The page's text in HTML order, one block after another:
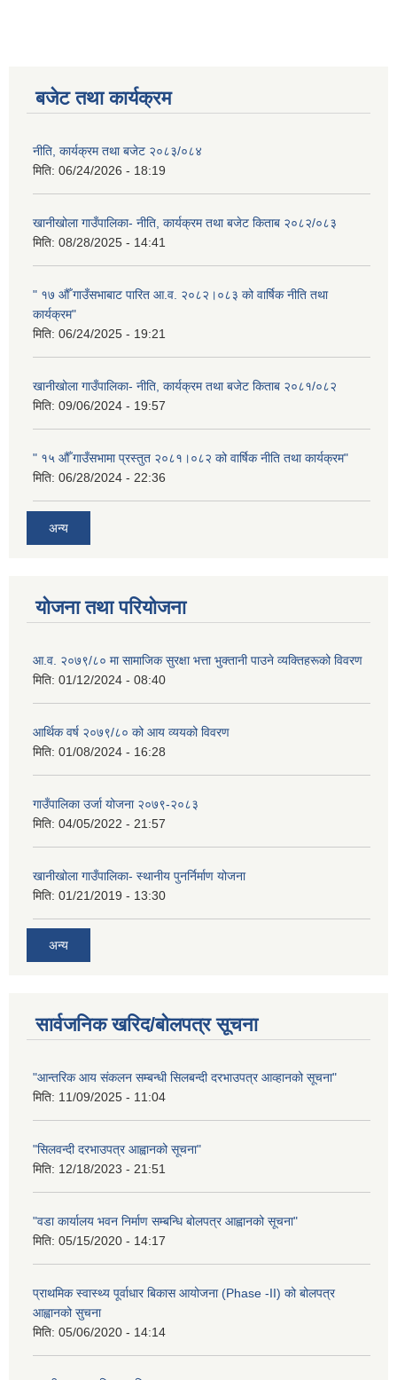
बजेट तथा कार्यक्रम
नीति, कार्यक्रम तथा बजेट २०८३/०८४
मिति: 06/24/2026 - 18:19
खानीखोला गाउँपालिका- नीति, कार्यक्रम तथा बजेट किताब २०८२/०८३
मिति: 08/28/2025 - 14:41
" १७ औँ गाउँसभाबाट पारित आ.व. २०८२।०८३ को वार्षिक नीति तथा
कार्यक्रम"
मिति: 06/24/2025 - 19:21
खानीखोला गाउँपालिका- नीति, कार्यक्रम तथा बजेट किताब २०८१/०८२
मिति: 09/06/2024 - 19:57
" १५ औँ गाउँसभामा प्रस्तुत २०८१।०८२ को वार्षिक नीति तथा कार्यक्रम"
मिति: 06/28/2024 - 22:36
अन्य
योजना तथा परियोजना
आ.व. २०७९/८० मा सामाजिक सुरक्षा भत्ता भुक्तानी पाउने व्यक्तिहरूको विवरण
मिति: 01/12/2024 - 08:40
आर्थिक वर्ष २०७९/८० को आय व्ययको विवरण
मिति: 01/08/2024 - 16:28
गाउँपालिका उर्जा योजना २०७९-२०८३
मिति: 04/05/2022 - 21:57
खानीखोला गाउँपालिका- स्थानीय पुनर्निर्माण योजना
मिति: 01/21/2019 - 13:30
अन्य
सार्वजनिक खरिद/बोलपत्र सूचना
"आन्तरिक आय संकलन सम्बन्धी सिलबन्दी दरभाउपत्र आव्हानको सूचना"
मिति: 11/09/2025 - 11:04
"सिलवन्दी दरभाउपत्र आह्वानको सूचना"
मिति: 12/18/2023 - 21:51
"वडा कार्यालय भवन निर्माण सम्बन्धि बोलपत्र आह्वानको सूचना"
मिति: 05/15/2020 - 14:17
प्राथमिक स्वास्थ्य पूर्वाधार बिकास आयोजना (Phase -II) को बोलपत्र
आह्वानको सुचना
मिति: 05/06/2020 - 14:14